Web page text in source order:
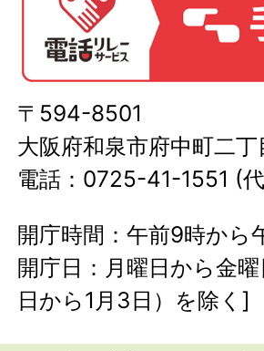
〒594-8501
大阪府和泉市府中町二
電話：0725-41-1551
開庁時間：午前9時から
開庁日：月曜日から金
日から1月3日）を除く]